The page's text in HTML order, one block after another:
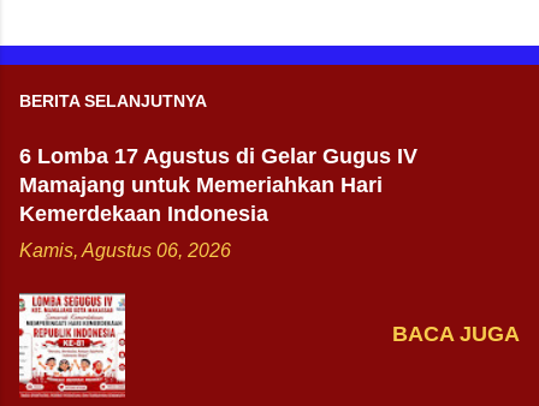
BERITA SELANJUTNYA
6 Lomba 17 Agustus di Gelar Gugus IV
Mamajang untuk Memeriahkan Hari
Kemerdekaan Indonesia
Kamis, Agustus 06, 2026
BACA JUGA